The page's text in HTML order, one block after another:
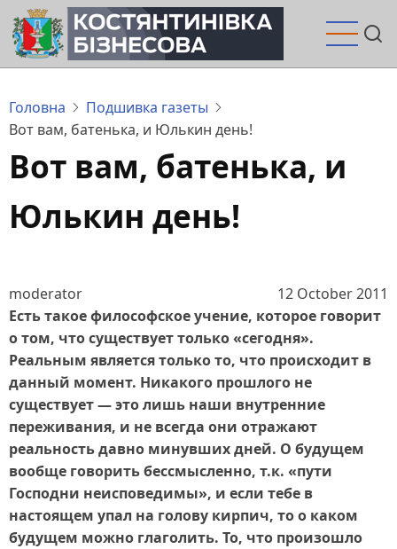
Перейти
до
основного
Головна
Подшивка газеты
Вот вам, батенька, и Юлькин день!
Вот вам, батенька, и
Юлькин день!
moderator
12 October 2011
Есть такое философское учение, которое говорит
о том, что существует только «сегодня».
Реальным является только то, что происходит в
данный момент. Никакого прошлого не
существует — это лишь наши внутренние
переживания, и не всегда они отражают
реальность давно минувших дней. О будущем
вообще говорить бессмысленно, т.к. «пути
Господни неисповедимы», и если тебе в
настоящем упал на голову кирпич, то о каком
будущем можно глаголить. То, что произошло